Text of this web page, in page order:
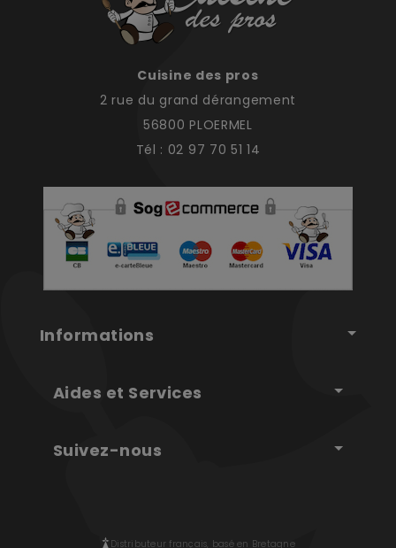
Cuisine des pros
2 rue du grand dérangement
56800 PLOERMEL
Tél : 02 97 70 51 14
Informations
Aides et Services
Suivez-nous
Distributeur français, basé en Bretagne